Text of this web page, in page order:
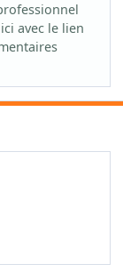
avec le lien